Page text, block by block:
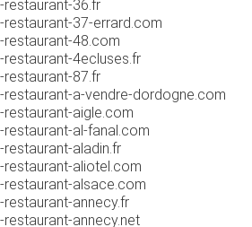
restaurant-36.fr
restaurant-37-errard.com
restaurant-48.com
restaurant-4ecluses.fr
restaurant-87.fr
restaurant-a-vendre-dordogne.com
restaurant-aigle.com
restaurant-al-fanal.com
restaurant-aladin.fr
restaurant-aliotel.com
restaurant-alsace.com
restaurant-annecy.fr
restaurant-annecy.net